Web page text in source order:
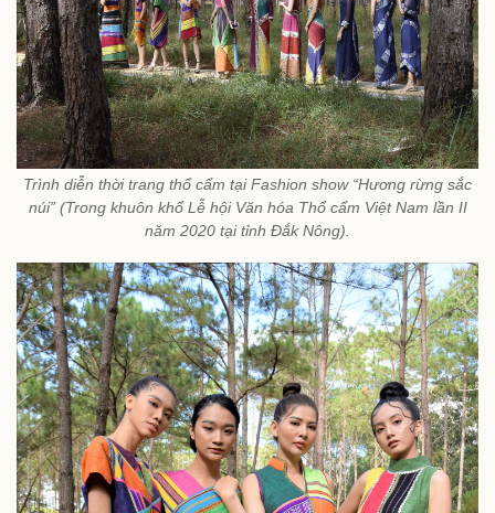
Trình diễn thời trang thổ cẩm tại Fashion show “Hương rừng sắc
núi” (Trong khuôn khổ Lễ hội Văn hóa Thổ cẩm Việt Nam lần II
năm 2020 tại tỉnh Đắk Nông).